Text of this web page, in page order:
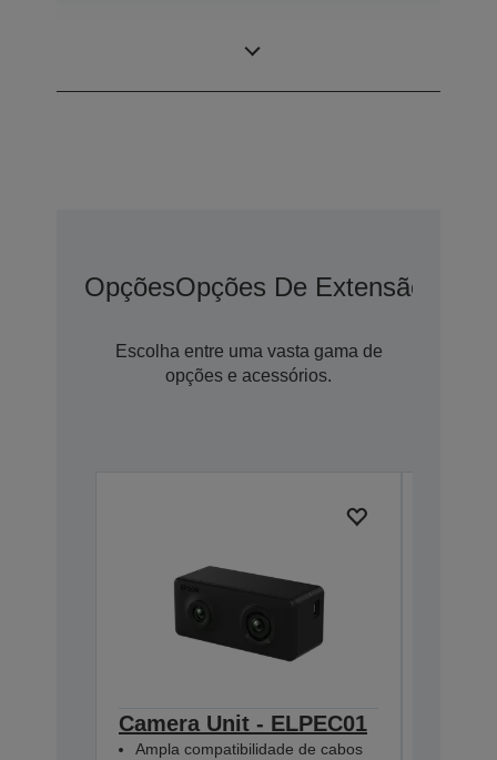
OpçõesOpções De Extensão De
Escolha entre uma vasta gama de
opções e acessórios.
Camera Unit - ELPEC01
Ampla compatibilidade de cabos